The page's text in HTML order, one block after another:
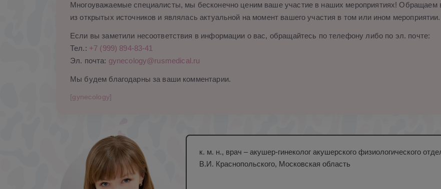
Многоуважаемые специалисты, мы бесконечно ценим ваше участие в наших мероприятиях! Обращаем
из открытых источников и являлась актуальной на момент вашего участия в том или ином мероприятии.
Если вы заметили несоответствия в информации о вас, обращайтесь по телефону либо по эл. почте:
Тел.: +7 (999) 894-83-41
Эл. почта: gynecology@rusmedical.ru
Мы будем благодарны за ваши комментарии.
[gynecology]
к. м. н., врач – акушер-гинеколог акушерского физиологического
В.И. Краснопольского, Московская область